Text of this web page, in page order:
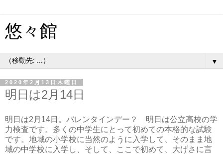
悠々館
▼
2020年2月13日木曜日
明日は2月14日
明日は2月14日。バレンタインデー？ 明日は公立高校の学
力検査です。多くの中学生にとって初めての本格的な試験
です。地域の小学校に当然のように入学して、そのまま地
域の中学校に入学し、そして、ここで初めて、大げさに言